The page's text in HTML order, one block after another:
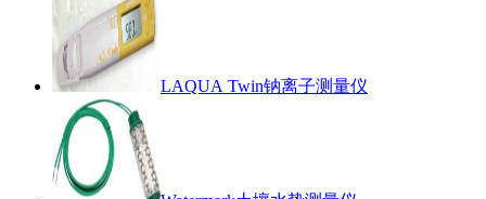
LAQUA Twin钠离子测量仪